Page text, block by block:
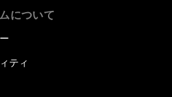
について
ティ